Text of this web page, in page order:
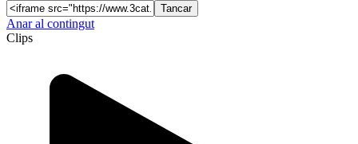
Tancar
Anar al contingut
Clips